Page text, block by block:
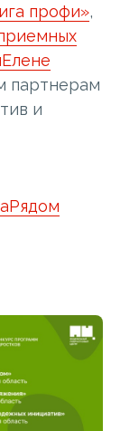
профи»,
Елене
партнерам
и